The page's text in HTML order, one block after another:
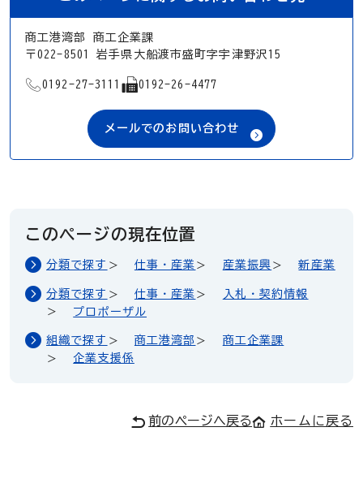
商工港湾部 商工企業課
〒022-8501 岩手県大船渡市盛町字宇津野沢15
TEL
0192-27-3111 FAX
0192-26-4477
メールでのお問い合わせ
このページの現在位置
分類で探す 仕事・産業 産業振興 新産業
分類で探す 仕事・産業
入札・契約情報
プロポーザル
組織で探す 商工港湾部
商工企業課
企業支援係
前のページへ戻る ホームに戻る